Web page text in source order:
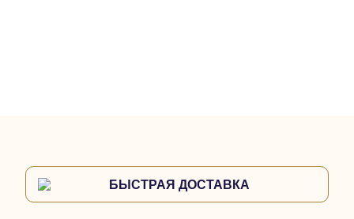
БЫСТРАЯ ДОСТАВКА